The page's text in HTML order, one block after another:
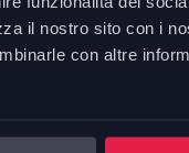
il nostro sito con i
con altreSedia